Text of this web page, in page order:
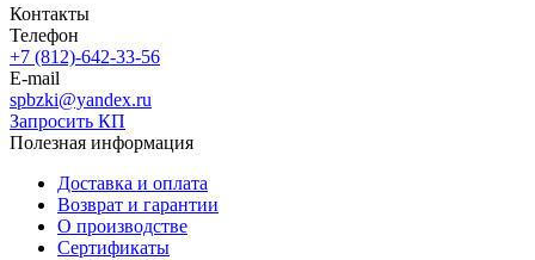
Контакты
Телефон
+7 (812)-642-33-56
E-mail
spbzki@yandex.ru
Запросить КП
Полезная информация
Доставка и оплата
Возврат и гарантии
О производстве
Сертификаты